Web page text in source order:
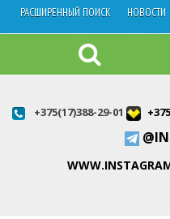
РАСШИРЕННЫЙ ПОИСК НОВОСТИ
+375(17)388-29-01